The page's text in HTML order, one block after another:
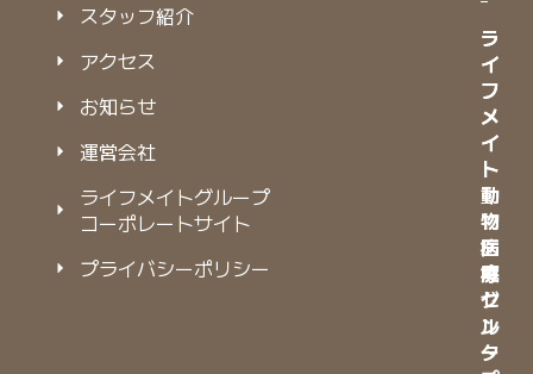
スタッフ紹介
アクセス
お知らせ
運営会社
ライフメイトグループ
コーポレートサイト
プライバシーポリシー
ラ
イ
フ
メ
イ
ト
動
物
病
院
グ
ル
ー
ラ
イ
フ
メ
イ
ト
動
物
医
療
セ
ン
タ